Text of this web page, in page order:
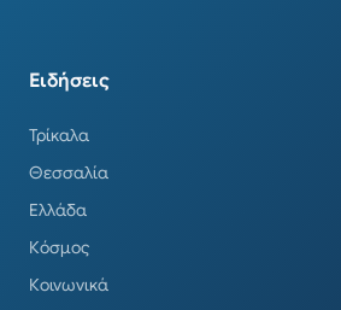
Ειδήσεις
Τρίκαλα
Θεσσαλία
Ελλάδα
Κόσμος
Κοινωνικά